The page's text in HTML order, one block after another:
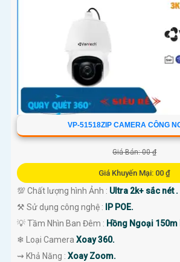
VP-51518ZIP CAMERA CÔNG
Giá Bán: 00 ₫
Giá Khuyến Mại: 00 ₫
💯 Chất lượng hình Ảnh : Ultra 2k+ sắc nét .
⚒ Sử dụng công nghệ :
IP POE.
💡 Tầm Nhìn Ban Đêm : Hồng Ngoại 150m
❄ Loại Camera Xoay 360.
️⇝ Khả Năng : Xoay Zoom.